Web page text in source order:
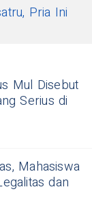
Pria Ini
Mul Disebut
Serius di
Mahasiswa
dan